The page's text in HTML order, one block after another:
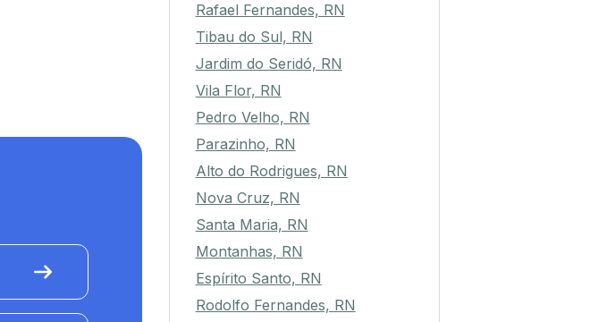
Rafael Fernandes, RN
Tibau do Sul, RN
Jardim do Seridó, RN
Vila Flor, RN
Pedro Velho, RN
Parazinho, RN
Alto do Rodrigues, RN
Nova Cruz, RN
Santa Maria, RN
Montanhas, RN
Espírito Santo, RN
Rodolfo Fernandes, RN